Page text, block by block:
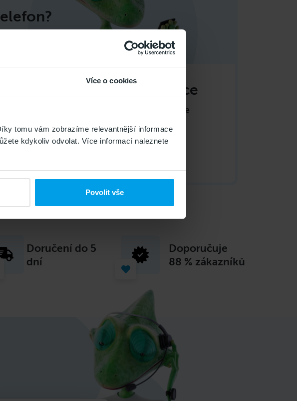
Více o cookies
tomu vám zobrazíme relevantnější informace
kdykoliv odvolat. Více informací naleznete
Povolit vše
Zadejte kód v objednávce
Obdržíte v SMS slevový kód, který zadáte
Doručení do 5
dní
Doporučuje
88 % zákazníků